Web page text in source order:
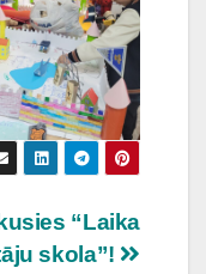
“Laika
skola”!